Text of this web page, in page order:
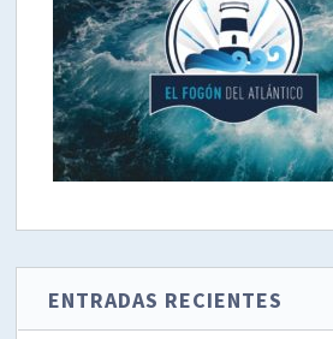
ENTRADAS RECIENTES